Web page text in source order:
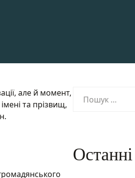
але й момент,
та прізвищ,
Останні